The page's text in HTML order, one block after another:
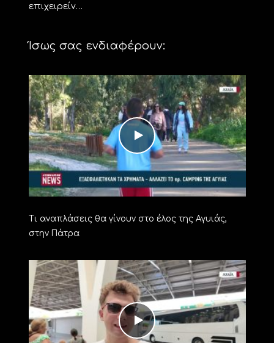
επιχειρείν…
Ίσως σας ενδιαφέρουν:
Τι αναπλάσεις θα γίνουν στο έλος της Αγυιάς,
στην Πάτρα